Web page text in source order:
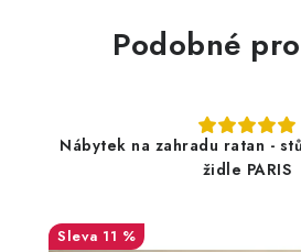
Podobné
Nábytek na zahradu ratan -
židle PARIS
11 %